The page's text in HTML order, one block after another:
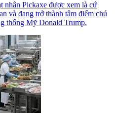
nhân Pickaxe được xem là cứ
và đang trở thành tâm điểm chú
thống Mỹ Donald Trump.